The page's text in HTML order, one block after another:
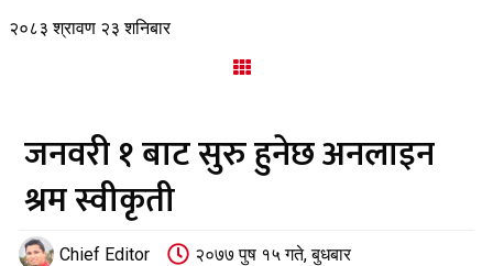
२०८३ श्रावण २३ शनिबार
जनवरी १ बाट सुरु हुनेछ अनलाइन
श्रम स्वीकृती
Chief Editor २०७७ पुष १५ गते, बुधबार